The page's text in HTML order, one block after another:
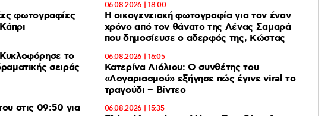
το
σειράς
στις 09:50 για
06.08.2026 | 18:00
Η οικογενειακή φωτογραφία για τον έναν
χρόνο από τον θάνατο της Λένας Σαμαρά
που δημοσίευσε ο αδερφός της, Κώστας
06.08.2026 | 16:05
Κατερίνα Λιόλιου: Ο συνθέτης του
«Λογαριασμού» εξήγησε πώς έγινε viral το
τραγούδι – Βίντεο
06.08.2026 | 15:35